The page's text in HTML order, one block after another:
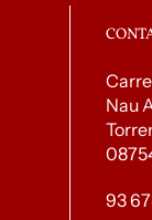
Nau
93